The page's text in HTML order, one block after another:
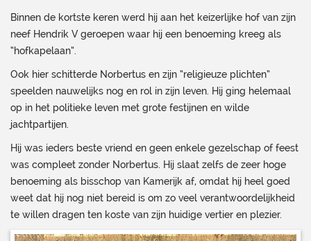
Binnen de kortste keren werd hij aan het keizerlijke hof van zijn
neef Hendrik V geroepen waar hij een benoeming kreeg als
“hofkapelaan”.
Ook hier schitterde Norbertus en zijn “religieuze plichten”
speelden nauwelijks nog en rol in zijn leven. Hij ging helemaal
op in het politieke leven met grote festijnen en wilde
jachtpartijen.
Hij was ieders beste vriend en geen enkele gezelschap of feest
was compleet zonder Norbertus. Hij slaat zelfs de zeer hoge
benoeming als bisschop van Kamerijk af, omdat hij heel goed
weet dat hij nog niet bereid is om zo veel verantwoordelijkheid
te willen dragen ten koste van zijn huidige vertier en plezier.